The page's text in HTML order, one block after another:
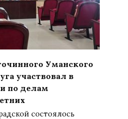
Уманского
участвовал в
по делам
состоялось